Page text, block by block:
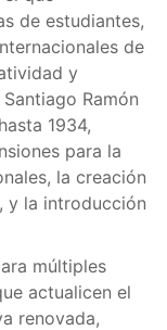
de estudiantes,
de
y
Ramón
1934,
para la
la creación
y la introducción
múltiples
actualicen el
renovada,